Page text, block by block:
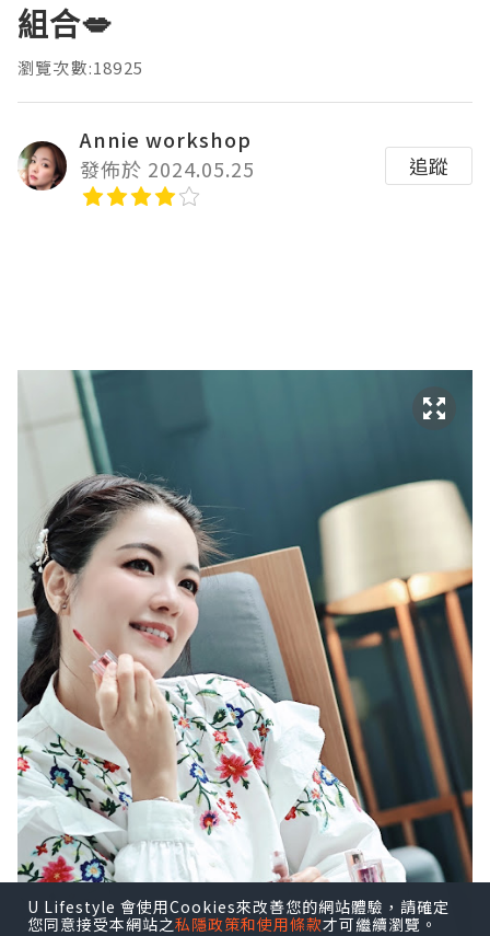
組合💋
瀏覽次數:18925
Annie workshop
發佈於 2024.05.25
追蹤
U Lifestyle 會使用Cookies來改善您的網站體驗，請確定
您同意接受本網站之私隱政策和使用條款才可繼續瀏覽。